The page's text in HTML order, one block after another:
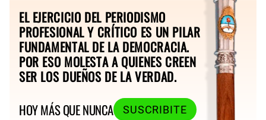
EL EJERCICIO DEL PERIODISMO
PROFESIONAL Y CRÍTICO ES UN PILAR
FUNDAMENTAL DE LA DEMOCRACIA.
POR ESO MOLESTA A QUIENES CREEN
SER LOS DUEÑOS DE LA VERDAD.
HOY MÁS QUE NUNCA
SUSCRIBITE